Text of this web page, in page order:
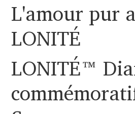
L'amour pur
LONITÉ
LONITÉ™